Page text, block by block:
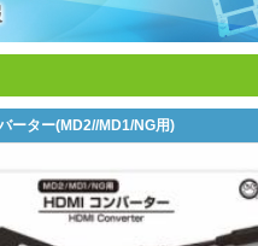
ーター(MD2//MD1/NG用)